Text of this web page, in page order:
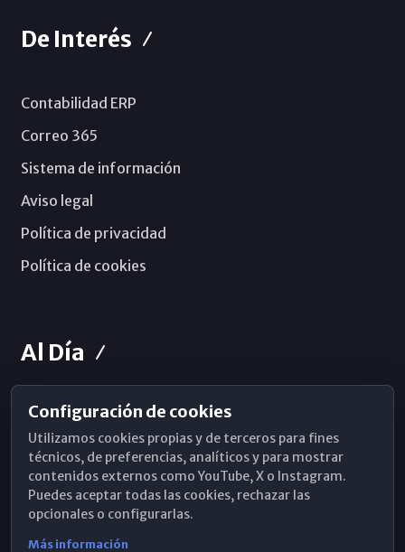
De Interés
Contabilidad ERP
Correo 365
Sistema de información
Aviso legal
Política de privacidad
Política de cookies
Al Día
Horarios de Misa
Hemeroteca
WhatsApp
Configuración de cookies
Utilizamos cookies propias y de terceros para fines
técnicos, de preferencias, analíticos y para mostrar
contenidos externos como YouTube, X o Instagram.
Puedes aceptar todas las cookies, rechazar las
opcionales o configurarlas.
Más información